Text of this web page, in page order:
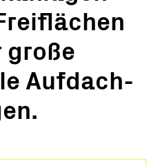
große
Aufdach-